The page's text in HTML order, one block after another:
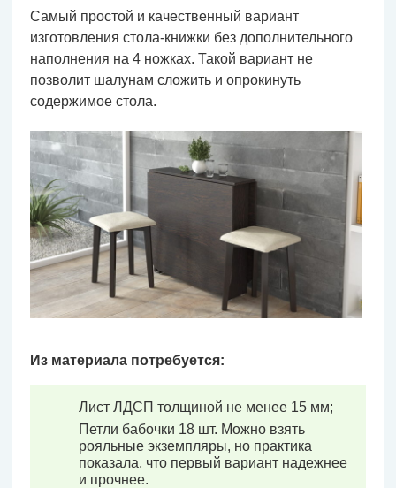
Самый простой и качественный вариант
изготовления стола-книжки без дополнительного
наполнения на 4 ножках. Такой вариант не
позволит шалунам сложить и опрокинуть
содержимое стола.
Из материала потребуется:
Лист ЛДСП толщиной не менее 15 мм;
Петли бабочки 18 шт. Можно взять
рояльные экземпляры, но практика
показала, что первый вариант надежнее
и прочнее.